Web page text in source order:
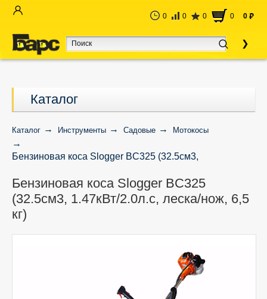
0 0 0 0 0 руб
Каталог
Каталог Инструменты Садовые Мотокосы
Бензиновая коса Slogger BC325 (32.5см3,
Бензиновая коса Slogger BC325
(32.5см3, 1.47кВт/2.0л.с, леска/нож, 6,5
кг)